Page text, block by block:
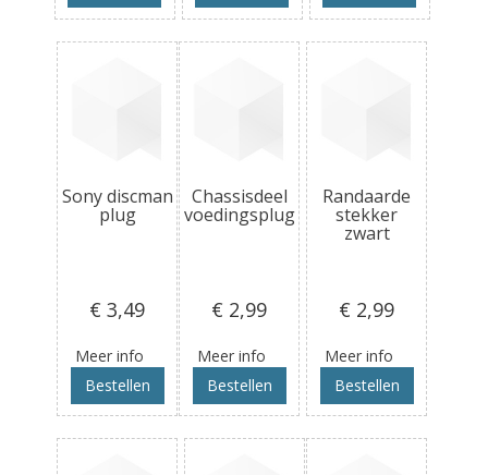
Sony discman
plug
€ 3,49
Meer info
Bestellen
Chassisdeel
voedingsplug
€ 2,99
Meer info
Bestellen
Randaarde
stekker
zwart
€ 2,99
Meer info
Bestellen